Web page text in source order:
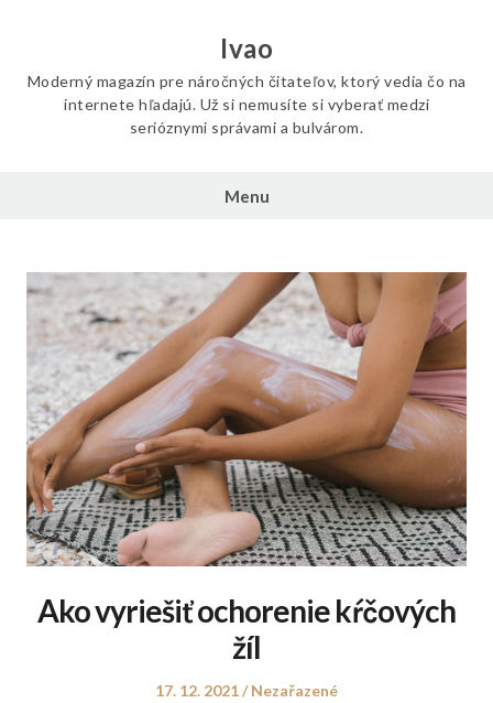
Ivao
Moderný magazín pre náročných čitateľov, ktorý vedia čo na
internete hľadajú. Už si nemusíte si vyberať medzi
serióznymi správami a bulvárom.
Menu
Ako vyriešiť ochorenie kŕčových
žíl
Posted
17. 12. 2021
Posted
Nezařazené